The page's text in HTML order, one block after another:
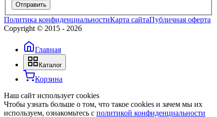
+375 (29) 686-60-22
+375 (44) 703-66-40
info@dobroteh.by
Отправить
Политика конфиденциальностиКарта сайтаПубличная оферта
Copyright © 2015 - 2026
Главная
Каталог
Корзина
Наш сайт использует cookies
Чтобы узнать больше о том, что такое cookies и зачем мы их
используем, ознакомьтесь с политикой конфиденциальности